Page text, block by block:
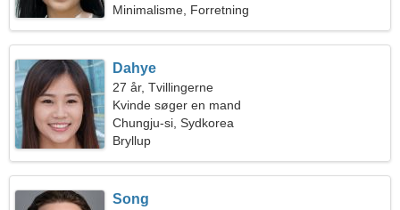
Minimalisme, Forretning
Dahye
27 år, Tvillingerne
Kvinde søger en mand
Chungju-si, Sydkorea
Bryllup
Song